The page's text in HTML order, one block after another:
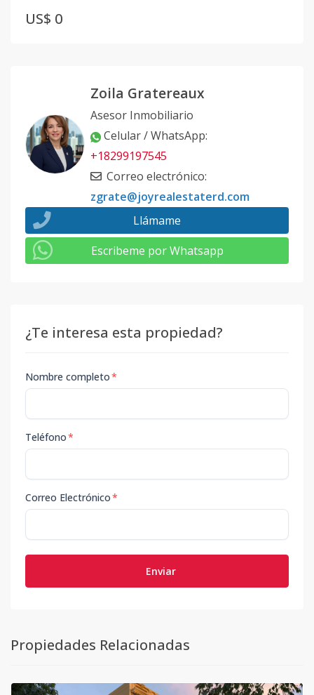
US$ 0
Zoila Gratereaux
Asesor Inmobiliario
Celular / WhatsApp:
+18299197545
Correo electrónico:
zgrate@joyrealestaterd.com
Llámame
Escribeme por Whatsapp
¿Te interesa esta propiedad?
Nombre completo*
Teléfono*
Correo Electrónico*
Enviar
Propiedades Relacionadas